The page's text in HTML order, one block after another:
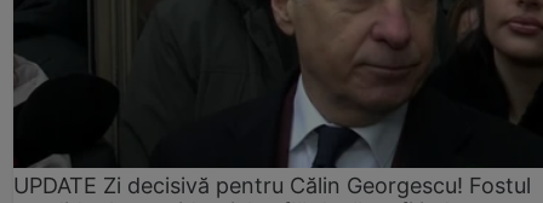
UPDATE Zi decisivă pentru Călin Georgescu! Fostul